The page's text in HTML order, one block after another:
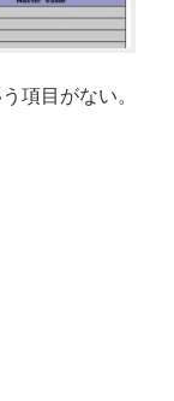
項目がない。